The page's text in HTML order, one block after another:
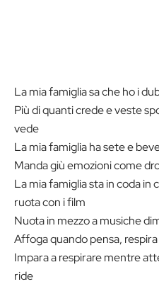
La mia famiglia sa che ho i
Più di quanti crede e veste
vede
La mia famiglia ha sete e
Manda giù emozioni come
La mia famiglia sta in coda in
ruota con i film
Nuota in mezzo a musiche
Affoga quando pensa,
Impara a respirare mentre
ride